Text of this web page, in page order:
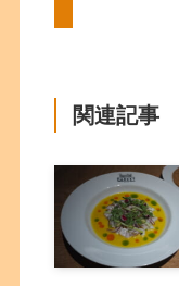
関連記事